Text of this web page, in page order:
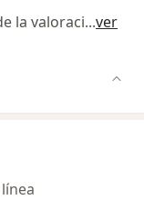
la valoraci...ver